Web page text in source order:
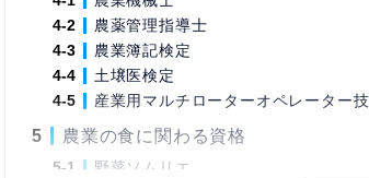
農薬管理指導士
農業簿記検定
土壌医検定
産業用マルチローターオペレーター
農業の食に関わる資格
野菜ソムリエ